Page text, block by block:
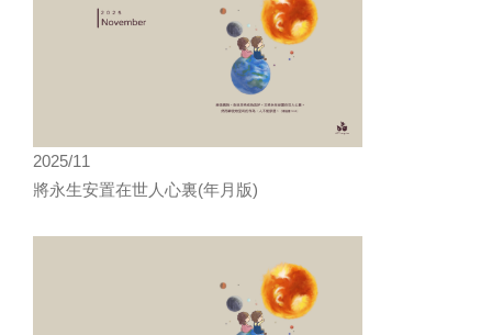
2025/11
將永生安置在世人心裏(年月版)